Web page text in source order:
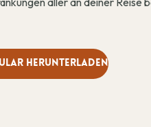
herunterladen